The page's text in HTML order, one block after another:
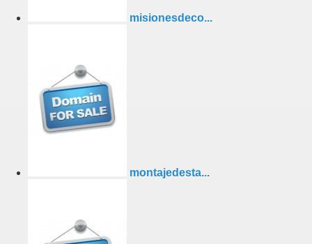
misionesdeco...
montajedesta...